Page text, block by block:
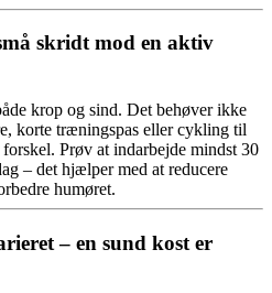
skridt mod en aktiv
krop og sind. Det behøver ikke
korte træningspas eller cykling til
Prøv at indarbejde mindst 30
– det hjælper med at reducere
humøret.
– en sund kost er